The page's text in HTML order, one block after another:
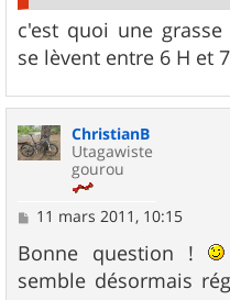
c'est quoi une
se lèvent entre 6 H et
ChristianB
Utagawiste
gourou
M
s
s
a
11 mars 2011, 10:15
Bonne question !
semble désormais